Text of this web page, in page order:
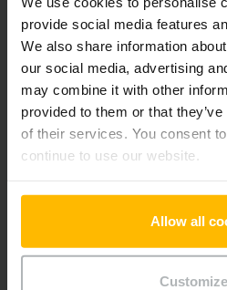
provide social media features
We also share information
our social media, advertising
may combine it with other
provided to them or that
of their services. You consent
continue to use our website.
Allow all
Customize